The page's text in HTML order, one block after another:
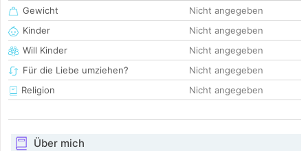
Gewicht
Nicht angegeben
Kinder
Nicht angegeben
Will Kinder
Nicht angegeben
Für die Liebe umziehen?
Nicht angegeben
Religion
Nicht angegeben
Über mich